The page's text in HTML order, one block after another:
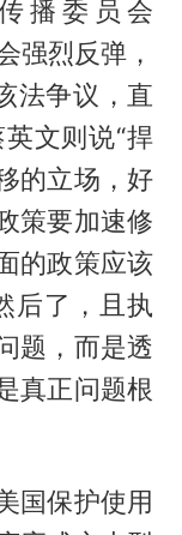
播委员会
强烈反弹，
法争议，直
文则说“捍
的立场，好
策要加速修
的政策应该
后了，且执
题，而是透
真正问题根
国保护使用